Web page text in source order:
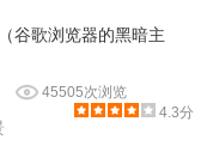
谷歌浏览器的黑暗主
45505次浏览
4.3分